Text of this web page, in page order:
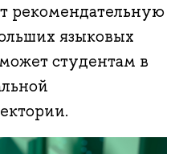
рекомендательную
языковых
студентам в